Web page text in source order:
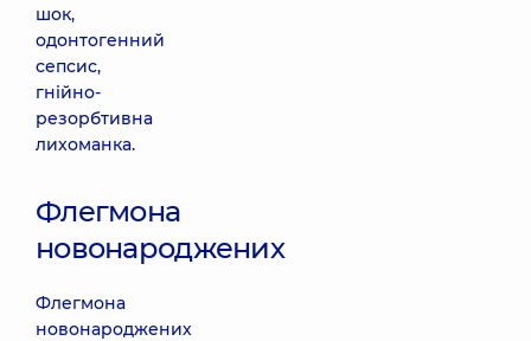
шок,
одонтогенний
сепсис,
гнійно-
резорбтивна
лихоманка.
Флегмона
новонароджених
Флегмона
новонароджених